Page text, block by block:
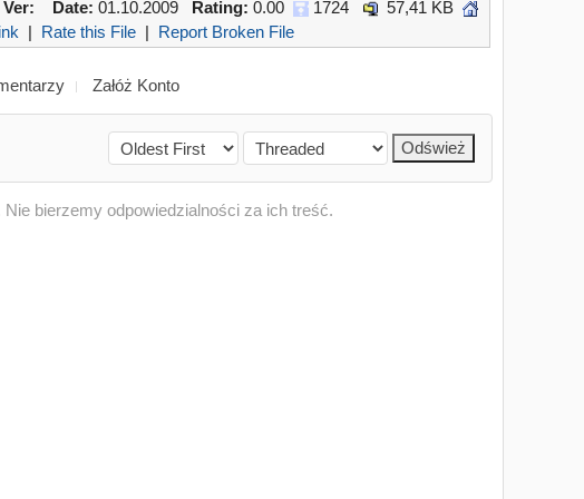
Ver: Date: 01.10.2009 Rating: 0.00 1724
57,41 KB
| Rate this File | Report Broken File
Załóż Konto
bierzemy odpowiedzialności za ich treść.